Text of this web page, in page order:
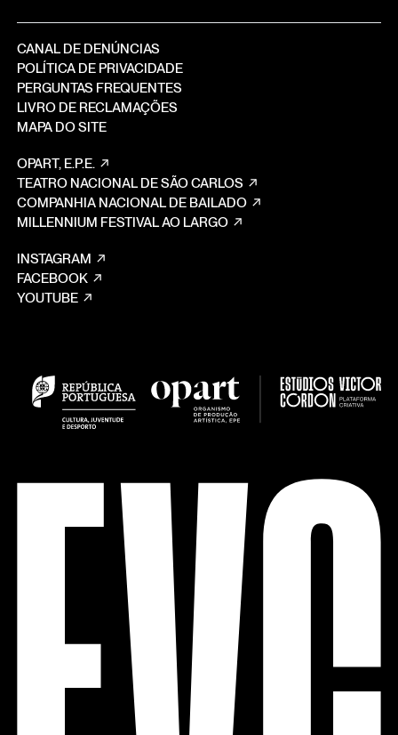
CANAL DE DENÚNCIAS
POLÍTICA DE PRIVACIDADE
PERGUNTAS FREQUENTES
LIVRO DE RECLAMAÇÕES
MAPA DO SITE
OPART, E.P.E.
TEATRO NACIONAL DE SÃO CARLOS
COMPANHIA NACIONAL DE BAILADO
MILLENNIUM FESTIVAL AO LARGO
INSTAGRAM
FACEBOOK
YOUTUBE